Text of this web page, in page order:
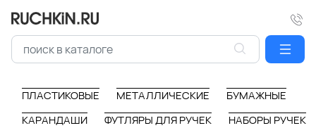
ПЛАСТИКОВЫЕ МЕТАЛЛИЧЕСКИЕ
БУМАЖНЫЕ
КАРАНДАШИ
ФУТЛЯРЫ ДЛЯ РУЧЕК НАБОРЫ РУЧЕК